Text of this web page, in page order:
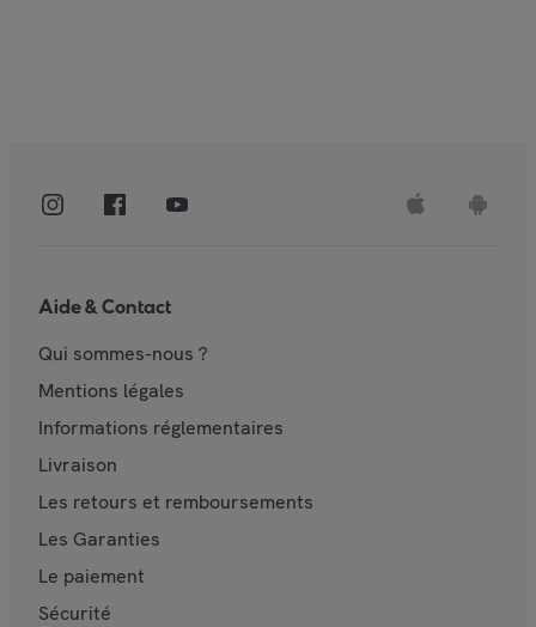
Aide & Contact
Qui sommes-nous ?
Mentions légales
Informations réglementaires
Livraison
Les retours et remboursements
Les Garanties
Le paiement
Sécurité